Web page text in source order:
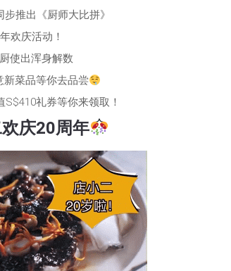
推出《厨师大比拼》
欢庆活动！
使出浑身解数
新菜品等你去品尝
礼券等你来领取！
庆20周年